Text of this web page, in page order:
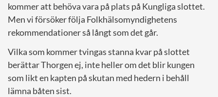
kommer att behöva vara på plats på Kungliga slottet.
Men vi försöker följa Folkhälsomyndighetens
rekommendationer så långt som det går.
Vilka som kommer tvingas stanna kvar på slottet
berättar Thorgen ej, inte heller om det blir kungen
som likt en kapten på skutan med hedern i behåll
lämna båten sist.